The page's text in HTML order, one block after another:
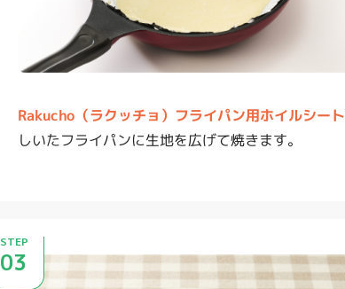
Rakucho（ラクッチョ）フライパン用ホイルシート
しいたフライパンに生地を広げて焼きます。
STEP
03